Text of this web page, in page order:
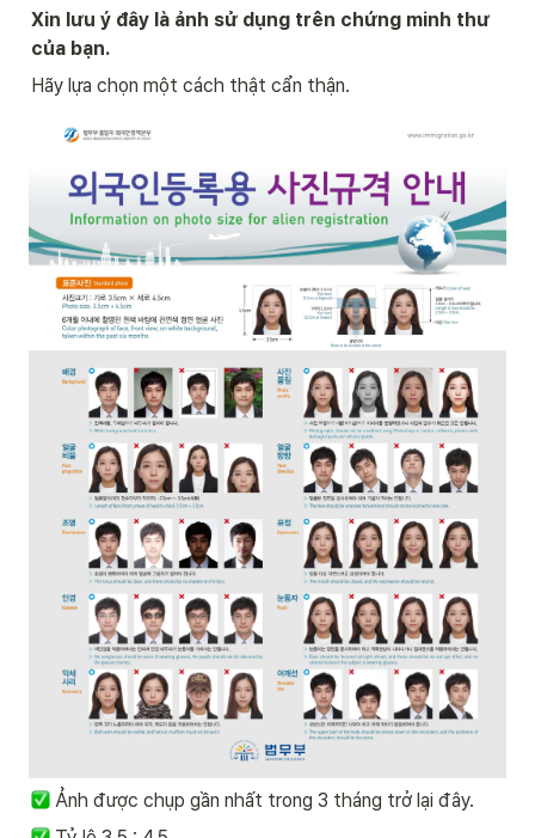
Xin lưu ý đây là ảnh sử dụng trên chứng minh thư
của bạn.
Hãy lựa chọn một cách thật cẩn thận.
Ảnh được chụp gần nhất trong 3 tháng trở lại đây.